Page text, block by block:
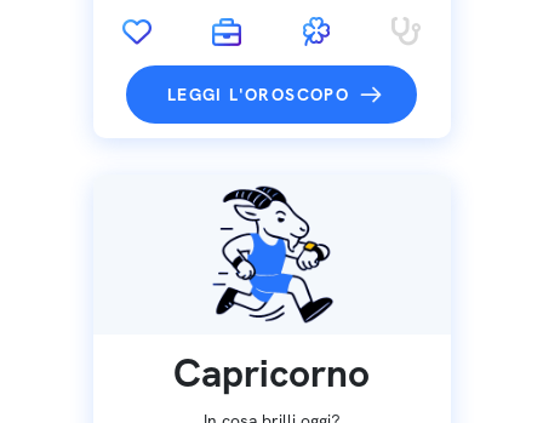
LEGGI L'OROSCOPO
Capricorno